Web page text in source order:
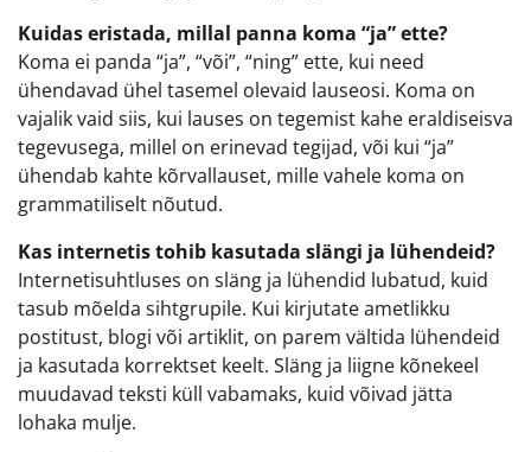
Kuidas eristada, millal panna koma “ja” ette?
Koma ei panda “ja”, “või”, “ning” ette, kui need
ühendavad ühel tasemel olevaid lauseosi. Koma on
vajalik vaid siis, kui lauses on tegemist kahe eraldiseisva
tegevusega, millel on erinevad tegijad, või kui “ja”
ühendab kahte kõrvallauset, mille vahele koma on
grammatiliselt nõutud.
Kas internetis tohib kasutada slängi ja lühendeid?
Internetisuhtluses on släng ja lühendid lubatud, kuid
tasub mõelda sihtgrupile. Kui kirjutate ametlikku
postitust, blogi või artiklit, on parem vältida lühendeid
ja kasutada korrektset keelt. Släng ja liigne kõnekeel
muudavad teksti küll vabamaks, kuid võivad jätta
lohaka mulje.